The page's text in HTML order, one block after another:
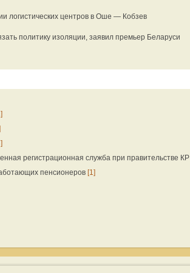
логистических центров в Оше — Кобзев
политику изоляции, заявил премьер Беларуси
регистрационная служба при правительстве КР
пенсионеров [1]